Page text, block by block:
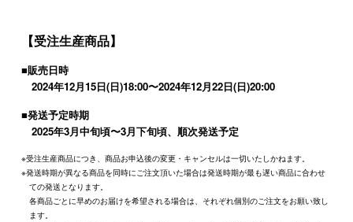
【受注生産商品】
■販売日時
2024年12月15日(日)18:00〜2024年12月22日(日)20:00
■発送予定時期
2025年3月中旬頃〜3月下旬頃、順次発送予定
※受注生産商品につき、商品お申込後の変更・キャンセルは一切いたしかねます。
※発送時期が異なる商品を同時にご注文頂いた場合は発送時期が最も遅い商品に合わせ
ての発送となります。
各商品ごとに早めのお届けを希望される場合は、それぞれ個別のご注文をお願い致し
ます。